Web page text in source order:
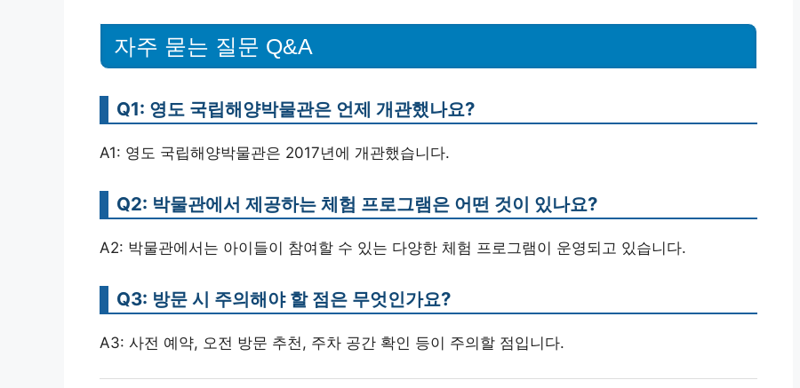
자주 묻는 질문 Q&A
Q1: 영도 국립해양박물관은 언제 개관했나요?
A1: 영도 국립해양박물관은 2017년에 개관했습니다.
Q2: 박물관에서 제공하는 체험 프로그램은 어떤 것이 있나요?
A2: 박물관에서는 아이들이 참여할 수 있는 다양한 체험 프로그램이 운영되고 있습니다.
Q3: 방문 시 주의해야 할 점은 무엇인가요?
A3: 사전 예약, 오전 방문 추천, 주차 공간 확인 등이 주의할 점입니다.